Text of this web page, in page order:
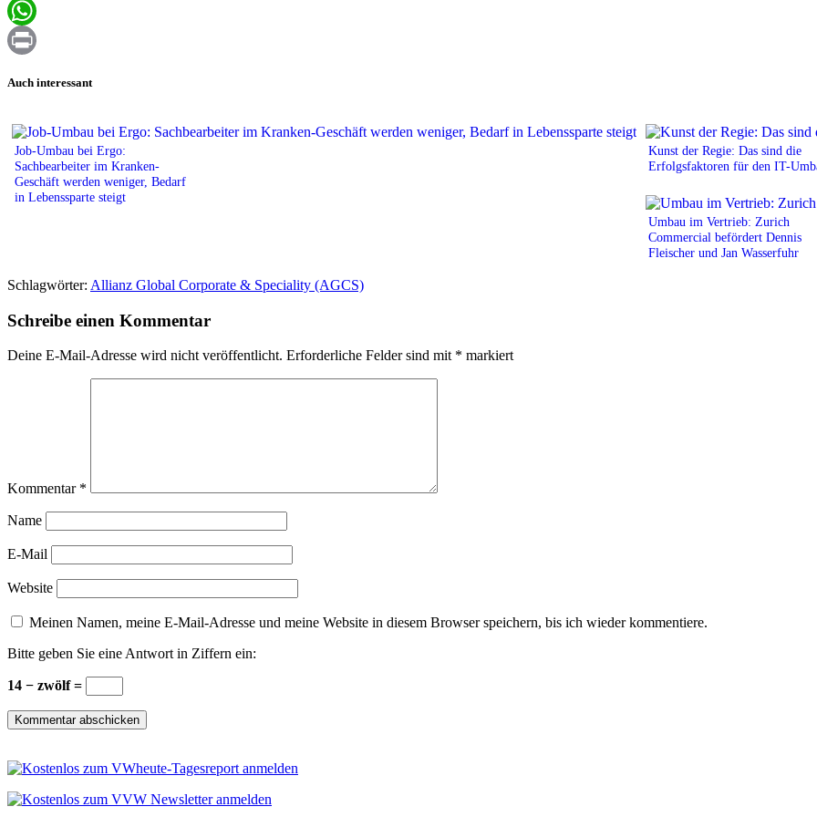
Email
WhatsApp
Auch interessant
Job-Umbau bei Ergo:
Sachbearbeiter im Kranken-
Geschäft werden weniger, Bedarf
in Lebenssparte steigt
Kunst der Regie: Das sind die
Erfolgsfaktoren für den IT-
Umbau im Vertrieb: Zurich
Commercial befördert Dennis
Fleischer und Jan Wasserfuhr
Schlagwörter: Allianz Global Corporate & Speciality (AGCS)
Schreibe einen Kommentar
Deine E-Mail-Adresse wird nicht veröffentlicht. Erforderliche Felder sind mit * markiert
Kommentar *
Name
E-Mail
Website
Meinen Namen, meine E-Mail-Adresse und meine Website in diesem Browser speichern, bis ich wieder kommentiere.
Bitte geben Sie eine Antwort in Ziffern ein:
14 − zwölf =